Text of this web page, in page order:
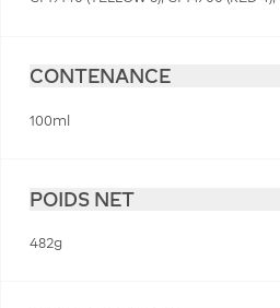
CONTENANCE
100ml
POIDS NET
482g